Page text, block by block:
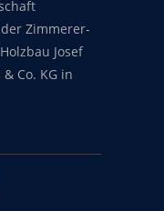
Zimmerer-
Josef
Co. KG in